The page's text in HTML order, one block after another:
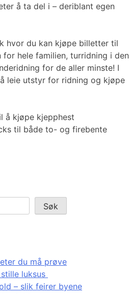
å ta del i – deriblant egen
hvor du kan kjøpe billetter til
hele familien, turridning i den
for de aller minste! I
leie utstyr for ridning og kjøpe
å kjøpe kjepphest
til både to- og firebente
Søk
du må prøve
luksus
– slik feirer byene